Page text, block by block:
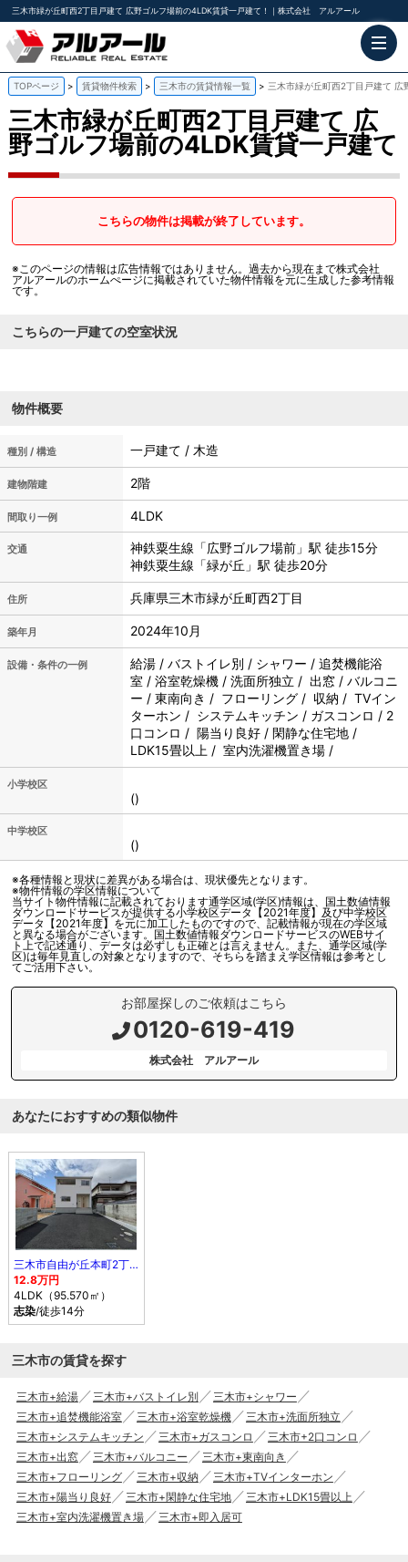
三木市緑が丘町西2丁目戸建て 広野ゴルフ場前の4LDK賃貸一戸建て！｜株式会社 アルアール
TOPページ 賃貸物件検索 三木市の賃貸情報一覧 三木市緑が丘町西2丁目戸建て
三木市緑が丘町西2丁目戸建て 広
野ゴルフ場前の4LDK賃貸一戸建て
こちらの物件は掲載が終了しています。
※このページの情報は広告情報ではありません。過去から現在まで株式会社
アルアールのホームぺージに掲載されていた物件情報を元に生成した参考情報
です。
こちらの一戸建ての空室状況
物件概要
種別 / 構造 一戸建て / 木造
建物階建 2階
間取り一例 4LDK
交通
神鉄粟生線「広野ゴルフ場前」駅 徒歩15分
神鉄粟生線「緑が丘」駅 徒歩20分
住所 兵庫県三木市緑が丘町西2丁目
築年月 2024年10月
設備・条件の一例
給湯 / バストイレ別 / シャワー / 追焚機能浴
室 / 浴室乾燥機 / 洗面所独立 / 出窓 / バルコニ
ー / 東南向き / フローリング / 収納 / TVイン
ターホン / システムキッチン / ガスコンロ / 2
口コンロ / 陽当り良好 / 閑静な住宅地 /
LDK15畳以上 / 室内洗濯機置き場 /
小学校区
()
中学校区
()
※各種情報と現状に差異がある場合は、現状優先となります。
※物件情報の学区情報について
当サイト物件情報に記載されております通学区域(学区)情報は、国土数値情報
ダウンロードサービスが提供する小学校区データ【2021年度】及び中学校区
データ【2021年度】を元に加工したものですので、記載情報が現在の学区域
と異なる場合がございます。国土数値情報ダウンロードサービスのWEBサイ
ト上で記述通り、データは必ずしも正確とは言えません。また、通学区域(学
区)は毎年見直しの対象となりますので、そちらを踏まえ学区情報は参考とし
てご活用下さい。
お部屋探しのご依頼はこちら
0120-619-419
株式会社 アルアール
あなたにおすすめの類似物件
三木市自由が丘本町2丁目part3
12.8万円
4LDK（95.570㎡）
志染/徒歩14分
三木市の賃貸を探す
三木市+給湯 三木市+バストイレ別
三木市+シャワー
三木市+追焚機能浴室
三木市+浴室乾燥機
三木市+洗面所独立
三木市+システムキッチン
三木市+ガスコンロ
三木市+2口コンロ
三木市+出窓
三木市+バルコニー
三木市+東南向き
三木市+フローリング
三木市+収納
三木市+TVインターホン
三木市+陽当り良好
三木市+閑静な住宅地
三木市+LDK15畳以上
三木市+室内洗濯機置き場
三木市+即入居可